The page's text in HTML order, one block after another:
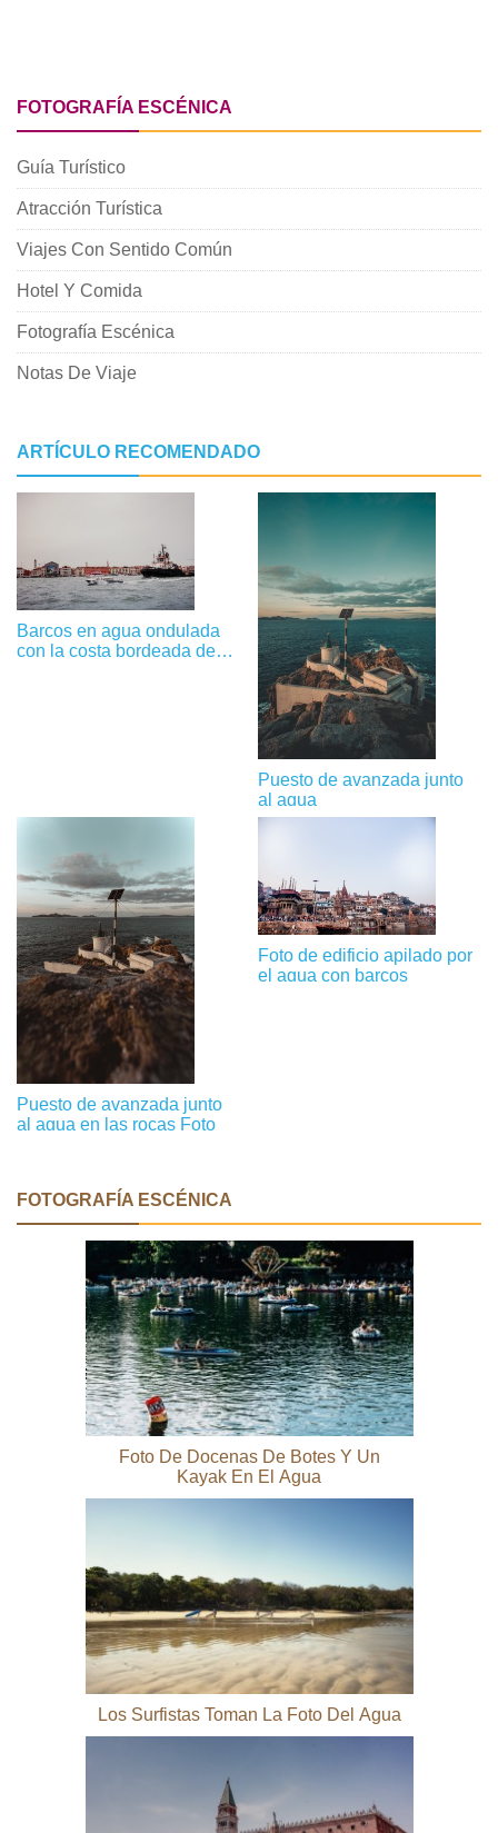
FOTOGRAFÍA ESCÉNICA
Guía Turístico
Atracción Turística
Viajes Con Sentido Común
Hotel Y Comida
Fotografía Escénica
Notas De Viaje
ARTÍCULO RECOMENDADO
Barcos en agua ondulada
con la costa bordeada de
Puesto de avanzada junto
al agua
Puesto de avanzada junto
al agua en las rocas Foto
Foto de edificio apilado por
el agua con barcos
FOTOGRAFÍA ESCÉNICA
Foto De Docenas De Botes Y Un
Kayak En El Agua
Los Surfistas Toman La Foto Del Agua